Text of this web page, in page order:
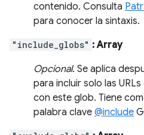
contenido. Consulta
para conocer la sintaxis.
"include_globs" : Array
Opcional. Se aplica
para incluir solo las
con este glob. Tiene
palabra clave @include